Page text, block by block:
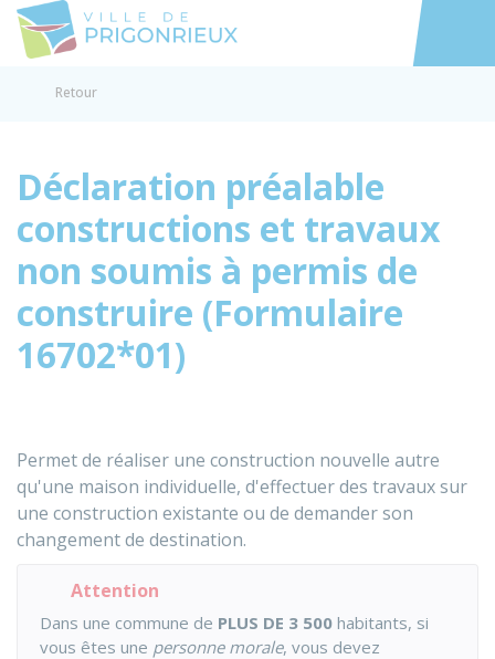
Accéder
Retour
Déclaration préalable
constructions et travaux
non soumis à permis de
construire (Formulaire
16702*01)
Permet de réaliser une construction nouvelle autre
qu'une maison individuelle, d'effectuer des travaux sur
une construction existante ou de demander son
changement de destination.
Attention
Dans une commune de PLUS DE 3 500 habitants, si
vous êtes une personne morale, vous devez